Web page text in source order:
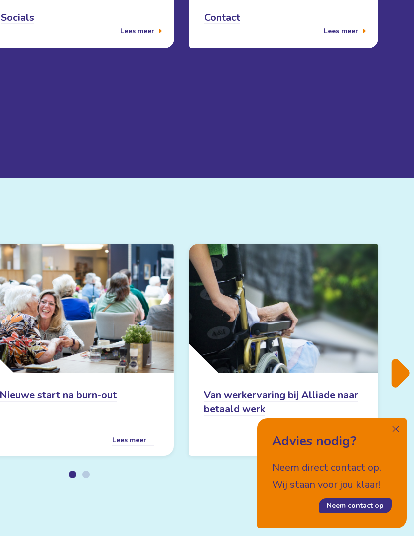
Socials
Lees meer
Contact
Lees meer
Nieuwe start na burn-out
Lees meer
Van werkervaring bij Alliade naar
betaald werk
Lees meer
Advies nodig?
Neem direct contact op.
Wij staan voor jou klaar!
Neem contact op